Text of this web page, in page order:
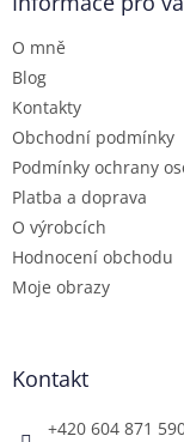
O mně
Blog
Kontakty
Obchodní podmínky
Podmínky ochrany
Platba a doprava
O výrobcích
Hodnocení obchodu
Moje obrazy
Kontakt
+420 604 871